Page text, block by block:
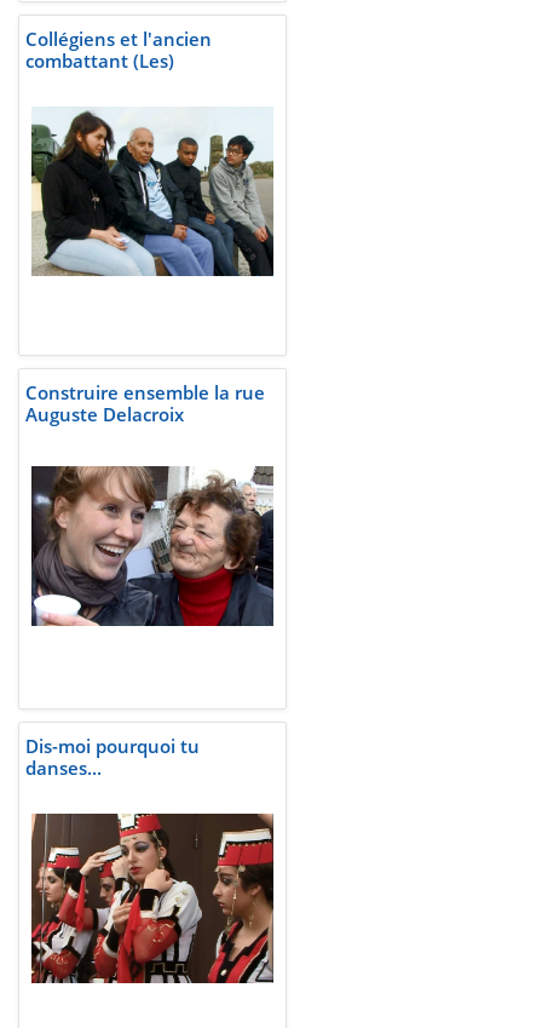
Collégiens et l'ancien
combattant (Les)
Construire ensemble la rue
Auguste Delacroix
Dis-moi pourquoi tu
danses...